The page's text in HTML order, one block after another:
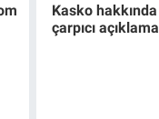
Kasko hakkında
çarpıcı açıklama